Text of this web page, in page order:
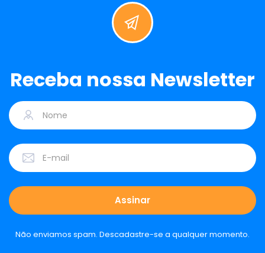
Receba nossa Newsletter
Não enviamos spam. Descadastre-se a qualquer momento.